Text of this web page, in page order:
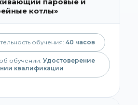
котлы»
обучения: 40 часов
обучении: Удостоверение
квалификации